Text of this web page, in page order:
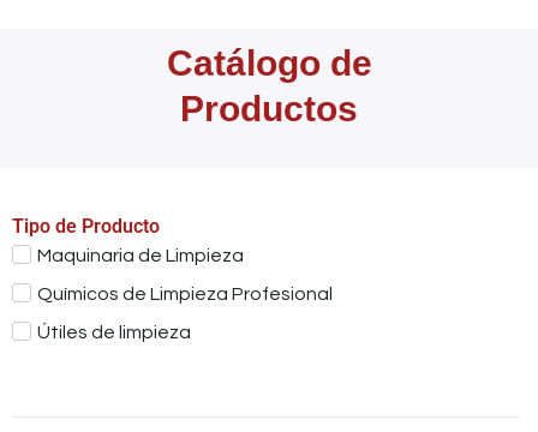
Catálogo de
Productos
Tipo de Producto
Maquinaria de Limpieza
Químicos de Limpieza Profesional
Útiles de limpieza